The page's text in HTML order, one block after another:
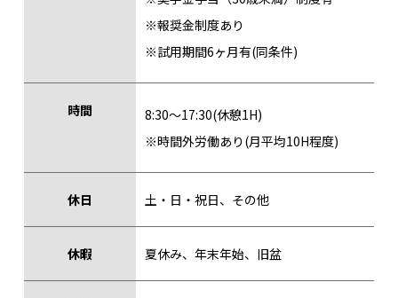
※報奨金制度あり
※試用期間6ヶ月有(同条件)
時間
8:30〜17:30(休憩1H)
※時間外労働あり(月平均10H程度)
休日 土・日・祝日、その他
休暇 夏休み、年末年始、旧盆